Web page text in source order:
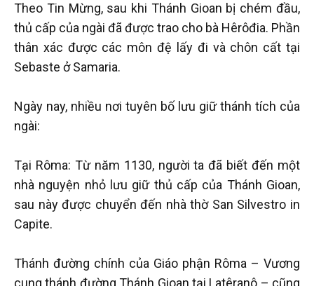
Theo Tin Mừng, sau khi Thánh Gioan bị chém đầu,
thủ cấp của ngài đã được trao cho bà Hêrôđia. Phần
thân xác được các môn đệ lấy đi và chôn cất tại
Sebaste ở Samaria.
Ngày nay, nhiều nơi tuyên bố lưu giữ thánh tích của
ngài:
Tại Rôma: Từ năm 1130, người ta đã biết đến một
nhà nguyện nhỏ lưu giữ thủ cấp của Thánh Gioan,
sau này được chuyển đến nhà thờ San Silvestro in
Capite.
Thánh đường chính của Giáo phận Rôma – Vương